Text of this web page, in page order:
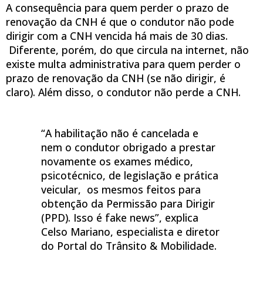
A consequência para quem perder o prazo de
renovação da CNH é que o condutor não pode
dirigir com a CNH vencida há mais de 30 dias.
Diferente, porém, do que circula na internet, não
existe multa administrativa para quem perder o
prazo de renovação da CNH (se não dirigir, é
claro). Além disso, o condutor não perde a CNH.
“A habilitação não é cancelada e
nem o condutor obrigado a prestar
novamente os exames médico,
psicotécnico, de legislação e prática
veicular, os mesmos feitos para
obtenção da Permissão para Dirigir
(PPD). Isso é fake news”, explica
Celso Mariano, especialista e diretor
do Portal do Trânsito & Mobilidade.